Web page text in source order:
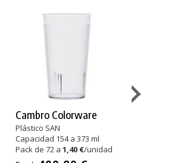
Cambro Colorware
Plástico SAN
Capacidad 154 a 373 ml
Pack de 72 a1,40 €/unidad